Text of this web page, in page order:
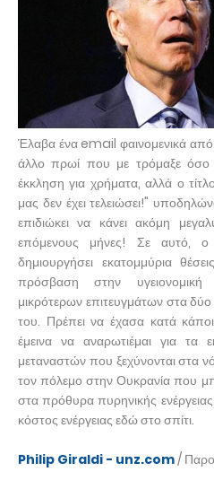
Έλαβα ένα email φαινομενικά
άλλο πρωί που με τρόμαξε όσο
έκκληση για χρήματα, αλλά ο
μας δεν έχει τελειώσει!"
επιδιώκει να κάνει ακόμη
επόμενους μήνες! Σε αυτό, ο
δημιουργήσει εκατομμύρια
πρόσβαση στην
μικρότερων επιτευγμάτων στα
του. Πρέπει να έχασα κατά
έμεινα να αναρωτιέμαι για τα
μεταναστών που ξεχύνονται στα
τον πόλεμο στην Ουκρανία που
στα πρόθυρα πυρηνικής ενέργειας
κόστος ενέργειας εδώ στο σπίτι.
Philip Giraldi - unz.com/